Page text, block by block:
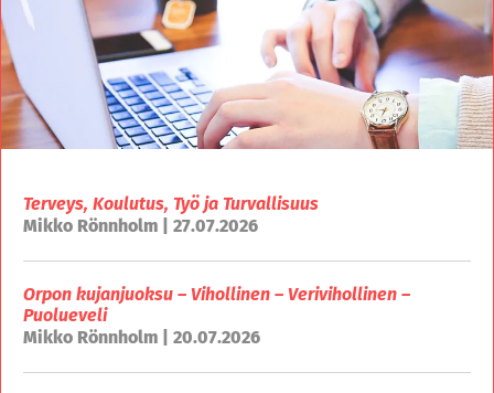
Terveys, Koulutus, Työ ja Turvallisuus
Mikko Rönnholm | 27.07.2026
Orpon kujanjuoksu – Vihollinen – Verivihollinen –
Puolueveli
Mikko Rönnholm | 20.07.2026